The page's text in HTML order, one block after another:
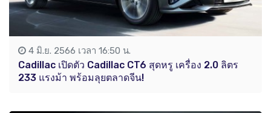
4 มิ.ย. 2566 เวลา 16:50 น.
Cadillac เปิดตัว Cadillac CT6 สุดหรู เครื่อง 2.0 ลิตร
233 แรงม้า พร้อมลุยตลาดจีน!